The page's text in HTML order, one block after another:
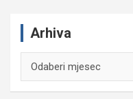
Arhiva